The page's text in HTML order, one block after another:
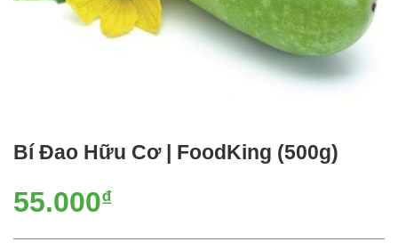
Bí Đao Hữu Cơ | FoodKing (500g)
55.000₫